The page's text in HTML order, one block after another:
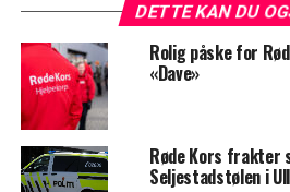
DETTE KAN DU
Rolig påske for
«Dave»
Røde Kors frakter
Seljestadstølen i